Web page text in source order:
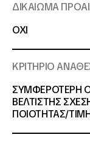
ΔΙΚΑΙΩΜΑ
OXI
ΚΡΙΤΗΡΙΟ
ΣΥΜΦΕΡΟΤΕΡΗ
BEΛΤΙΣΤΗΣ
ΠΟΙΟΤΗΤΑΣ/